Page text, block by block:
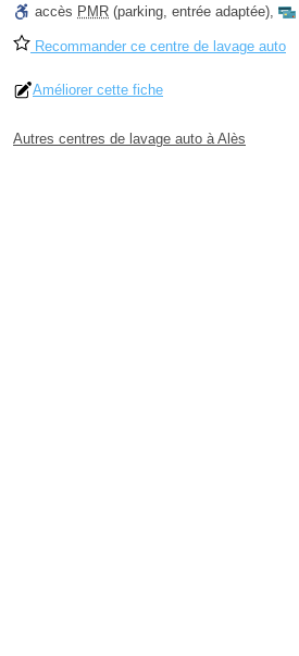
accès PMR (parking, entrée adaptée),
Recommander ce centre de lavage auto
Améliorer cette fiche
Autres centres de lavage auto à Alès